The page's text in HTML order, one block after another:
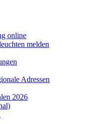
online
melden
Adressen
2026